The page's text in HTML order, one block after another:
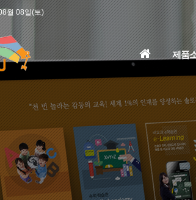
월 08일(토)
홈
으
로
제품